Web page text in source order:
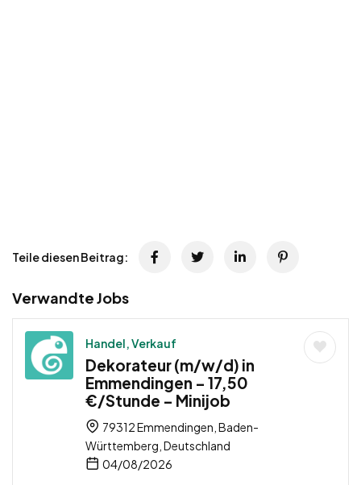
Teile diesen Beitrag:
Verwandte Jobs
Handel, Verkauf
Dekorateur (m/w/d) in
Emmendingen – 17,50
€/Stunde – Minijob
79312 Emmendingen, Baden-
Württemberg, Deutschland
04/08/2026